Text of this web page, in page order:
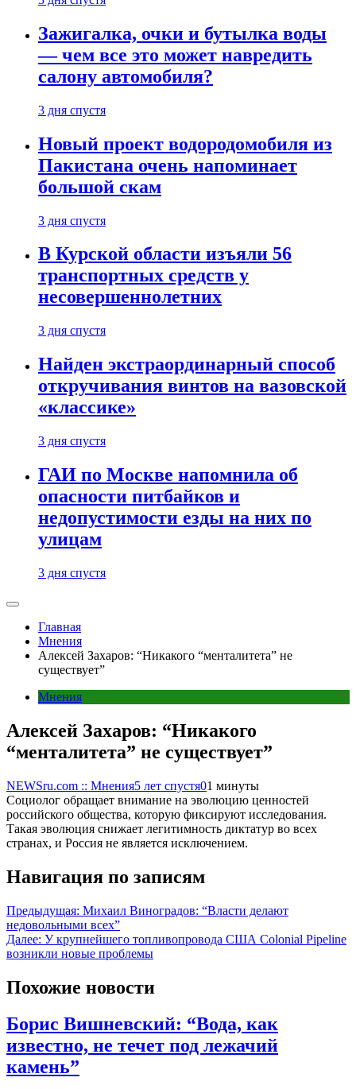
Зажигалка, очки и бутылка воды
— чем все это может навредить
салону автомобиля?
3 дня спустя
Новый проект водородомобиля из
Пакистана очень напоминает
большой скам
3 дня спустя
В Курской области изъяли 56
транспортных средств у
несовершеннолетних
3 дня спустя
Найден экстраординарный способ
откручивания винтов на вазовской
«классике»
3 дня спустя
ГАИ по Москве напомнила об
опасности питбайков и
недопустимости езды на них по
улицам
3 дня спустя
Главная
Мнения
Алексей Захаров: “Никакого “менталитета” не
существует”
Мнения
Алексей Захаров: “Никакого
“менталитета” не существует”
NEWSru.com :: Мнения5 лет спустя01 минуты
Социолог обращает внимание на эволюцию ценностей
российского общества, которую фиксируют исследования.
Такая эволюция снижает легитимность диктатур во всех
странах, и Россия не является исключением.
Навигация по записям
Предыдущая: Михаил Виноградов: “Власти делают
недовольными всех”
Далее: У крупнейшего топливопровода США Colonial Pipeline
возникли новые проблемы
Похожие новости
Борис Вишневский: “Вода, как
известно, не течет под лежачий
камень”